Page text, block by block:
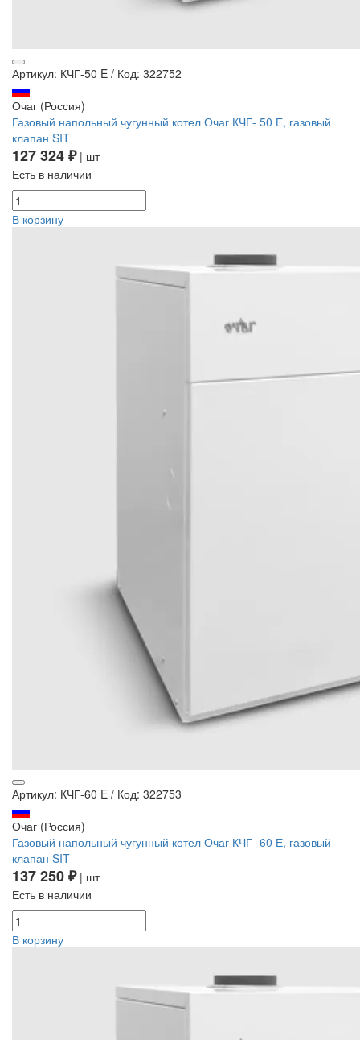
Артикул: КЧГ-50 E / Код: 322752
Очаг (Россия)
Газовый напольный чугунный котел Очаг КЧГ- 50 Е, газовый
клапан SIT
127 324 ₽| шт
Есть в наличии
В корзину
Артикул: КЧГ-60 E / Код: 322753
Очаг (Россия)
Газовый напольный чугунный котел Очаг КЧГ- 60 Е, газовый
клапан SIT
137 250 ₽| шт
Есть в наличии
В корзину